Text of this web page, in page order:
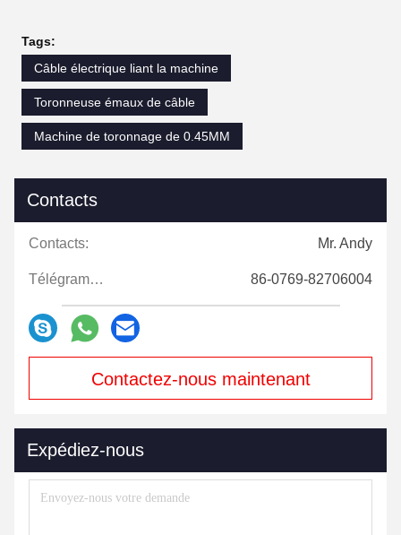
Tags:
Câble électrique liant la machine
Toronneuse émaux de câble
Machine de toronnage de 0.45MM
Contacts
Contacts: Mr. Andy
Télégramme: 86-0769-82706004
Contactez-nous maintenant
Expédiez-nous